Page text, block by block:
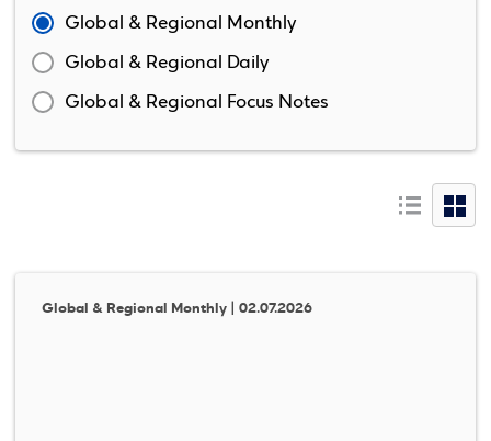
Global & Regional Monthly
Global & Regional Daily
Global & Regional Focus Notes
Global & Regional Monthly | 02.07.2026